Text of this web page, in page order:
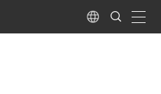
Language
Search
Submit